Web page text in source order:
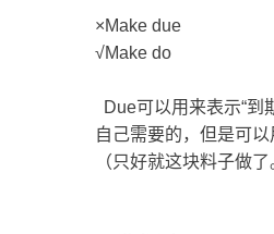
×Make due
√Make do
Due可以用来表示“到
自己需要的，但是可
（只好就这块料子做了